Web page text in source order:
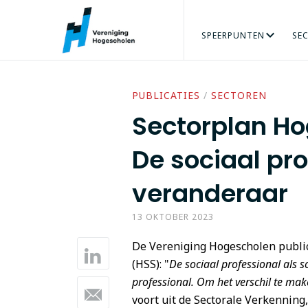
SPEERPUNTEN
ARBEIDSMARKT TALENT VERZILVEREN
AGRO & FOOD ECONOMIE
ORGANISATIE ONZE MENSEN VACATURES
ADRES PERS VRAAG
PUBLICATIES / SECTOREN
Sectorplan
De sociaal
veranderaar
13 OKTOBER 2023
De Vereniging Hogescholen
(HSS): "De sociaal professional als
professional. Om het verschil te
voort uit de Sectorale